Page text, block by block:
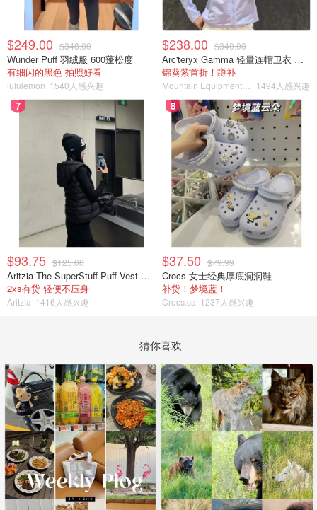
$249.00 $348.00
Wunder Puff 羽绒服 600蓬松度
有细闪的黑色 拍照好看
lululemon 1540人感兴趣
$238.00 $340.00
Arc'teryx Gamma 轻量连帽卫衣 女款
锦葵紫首折！蹲补
1494人感兴趣
7
$93.75 $125.00
Aritzia The SuperStuff Puff Vest 轻盈亮面马甲
2xs有货 轻便不压身
Aritzia 1416人感兴趣
8
$37.50 $79.99
Crocs 女士经典厚底洞洞鞋
补货！梦境蓝！
Crocs.ca 1237人感兴趣
猜你喜欢